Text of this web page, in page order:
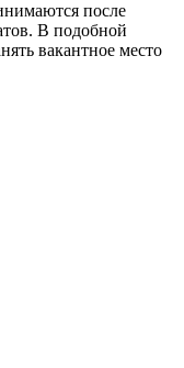
после
В подобной
вакантное место